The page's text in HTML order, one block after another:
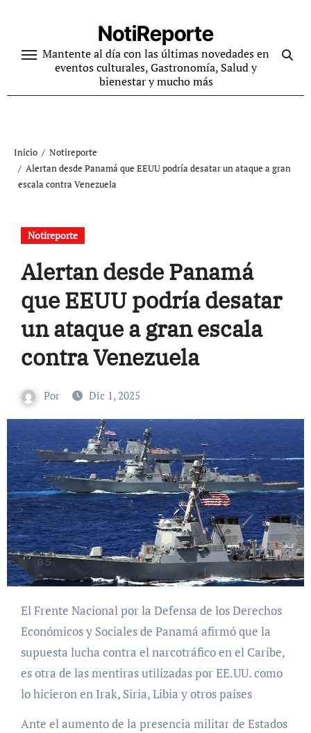
contenido
NotiReporte
Mantente al día con las últimas novedades en
eventos culturales, Gastronomía, Salud y
bienestar y mucho más
Inicio
Notireporte
Alertan desde Panamá que EEUU podría desatar un ataque a gran
escala contra Venezuela
Notireporte
Alertan desde Panamá
que EEUU podría desatar
un ataque a gran escala
contra Venezuela
Por Dic 1, 2025
El Frente Nacional por la Defensa de los Derechos
Económicos y Sociales de Panamá afirmó que la
supuesta lucha contra el narcotráfico en el Caribe,
es otra de las mentiras utilizadas por EE.UU. como
lo hicieron en Irak, Siria, Libia y otros países
Ante el aumento de la presencia militar de Estados